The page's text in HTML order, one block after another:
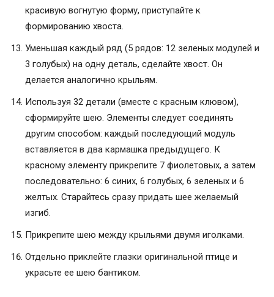
красивую вогнутую форму, приступайте к
формированию хвоста.
Уменьшая каждый ряд (5 рядов: 12 зеленых модулей и
3 голубых) на одну деталь, сделайте хвост. Он
делается аналогично крыльям.
Используя 32 детали (вместе с красным клювом),
сформируйте шею. Элементы следует соединять
другим способом: каждый последующий модуль
вставляется в два кармашка предыдущего. К
красному элементу прикрепите 7 фиолетовых, а затем
последовательно: 6 синих, 6 голубых, 6 зеленых и 6
желтых. Старайтесь сразу придать шее желаемый
изгиб.
Прикрепите шею между крыльями двумя иголками.
Отдельно приклейте глазки оригинальной птице и
украсьте ее шею бантиком.